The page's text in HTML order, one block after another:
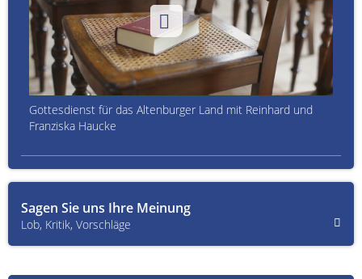
Gottesdienst für das Altenburger Land mit Reinhard und
Franziska Haucke
Sagen Sie uns Ihre Meinung
Lob, Kritik, Vorschläge